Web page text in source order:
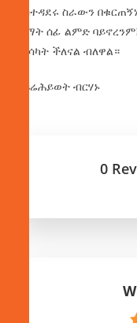
አስተዳደሩ ስራውን
ልማት ሰፊ ልምድ
ማሳካት ችለናል ብለዋል።
በፍሬሕይወት ብርሃኑ
0